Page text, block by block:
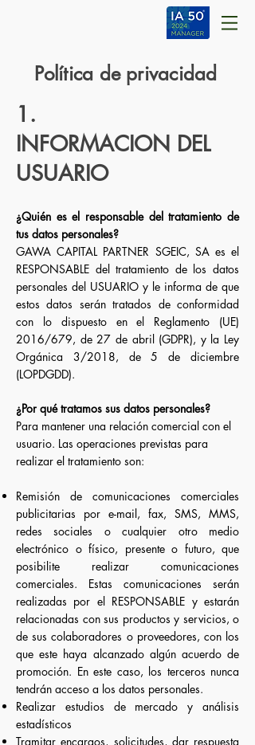
Política de privacidad
1.
INFORMACION DEL
USUARIO
¿Quién es el responsable del tratamiento de
tus datos personales?
GAWA CAPITAL PARTNER SGEIC, SA es el
RESPONSABLE del tratamiento de los datos
personales del USUARIO y le informa de que
estos datos serán tratados de conformidad
con lo dispuesto en el Reglamento (UE)
2016/679, de 27 de abril (GDPR), y la Ley
Orgánica 3/2018, de 5 de diciembre
(LOPDGDD).
¿Por qué tratamos sus datos personales?
Para mantener una relación comercial con el
usuario. Las operaciones previstas para
realizar el tratamiento son:
Remisión de comunicaciones comerciales
publicitarias por e-mail, fax, SMS, MMS,
redes sociales o cualquier otro medio
electrónico o físico, presente o futuro, que
posibilite realizar comunicaciones
comerciales. Estas comunicaciones serán
realizadas por el RESPONSABLE y estarán
relacionadas con sus productos y servicios, o
de sus colaboradores o proveedores, con los
que este haya alcanzado algún acuerdo de
promoción. En este caso, los terceros nunca
tendrán acceso a los datos personales.
Realizar estudios de mercado y análisis
estadísticos
Tramitar encargos, solicitudes, dar respuesta